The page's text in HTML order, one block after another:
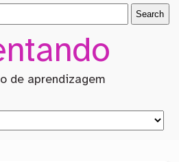
de aprendizagem